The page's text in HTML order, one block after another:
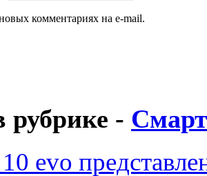
комментариях на e-mail.
рубрике -
evo